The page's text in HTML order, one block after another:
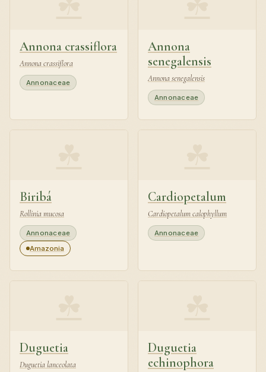
Annona crassiflora
Annona crassiflora
Annonaceae
Annona
senegalensis
Annona senegalensis
Annonaceae
Biribá
Rollinia mucosa
Annonaceae
Amazonia
Cardiopetalum
Cardiopetalum calophyllum
Annonaceae
Duguetia
Duguetia lanceolata
Duguetia
echinophora